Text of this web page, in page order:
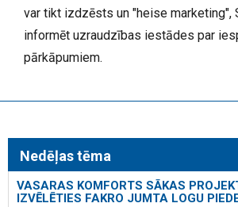
var tikt izdzēsts un "heise marketing",
informēt uzraudzības iestādes par
pārkāpumiem.
Nedēļas tēma
VASARAS KOMFORTS SĀKAS
IZVĒLĒTIES FAKRO JUMTA LOGU